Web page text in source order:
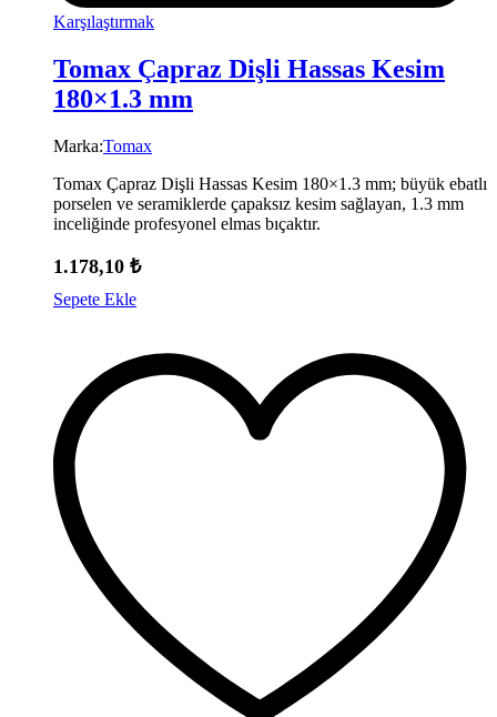
Karşılaştırmak
Tomax Çapraz Dişli Hassas Kesim
180×1.3 mm
Marka:Tomax
Tomax Çapraz Dişli Hassas Kesim 180×1.3 mm; büyük ebatlı
porselen ve seramiklerde çapaksız kesim sağlayan, 1.3 mm
inceliğinde profesyonel elmas bıçaktır.
1.178,10 ₺
Sepete Ekle